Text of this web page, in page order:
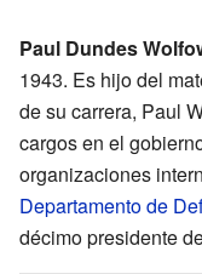
Paul Dundes
1943. Es hijo del
de su carrera, Paul
cargos en el
organizaciones
Departamento de
décimo presidente